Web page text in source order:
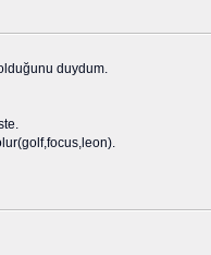
duydum.